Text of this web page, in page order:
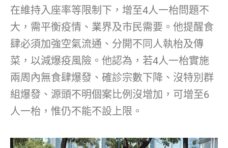
在維持入座率等限制下，增至4人一枱問題不
大，需平衡疫情、業界及市民需要。他提醒食
肆必須加強空氣流通、分開不同人執枱及傳
菜，以減爆疫風險。他認為，若4人一枱實施
兩周內無食肆爆發、確診宗數下降、沒特別群
組爆發、源頭不明個案比例沒增加，可增至6
人一枱，惟仍不能不設上限。